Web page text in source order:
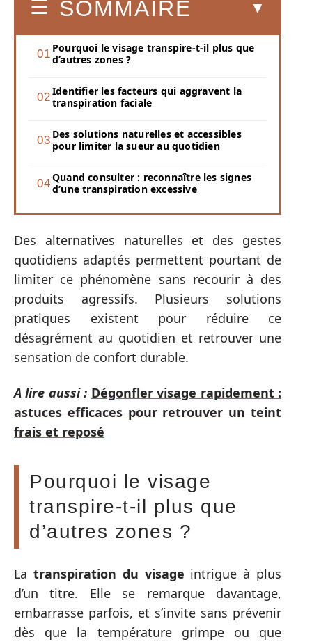
SOMMAIRE
Pourquoi le visage transpire-t-il plus que
d’autres zones ?
Identifier les facteurs qui aggravent la
transpiration faciale
Des solutions naturelles et accessibles
pour limiter la sueur au quotidien
Quand consulter : reconnaître les signes
d’une transpiration excessive
Des alternatives naturelles et des gestes
quotidiens adaptés permettent pourtant de
limiter ce phénomène sans recourir à des
produits agressifs. Plusieurs solutions
pratiques existent pour réduire ce
désagrément au quotidien et retrouver une
sensation de confort durable.
A lire aussi : Dégonfler visage rapidement :
astuces efficaces pour retrouver un teint
frais et reposé
Pourquoi le visage
transpire-t-il plus que
d’autres zones ?
La transpiration du visage intrigue à plus
d’un titre. Elle se remarque davantage,
embarrasse parfois, et s’invite sans prévenir
dès que la température grimpe ou que